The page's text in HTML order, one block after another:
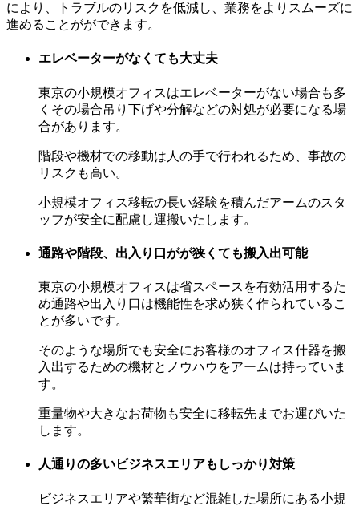
により、トラブルのリスクを低減し、業務をよりスムーズに
進めることがができます。
エレベーターがなくても大丈夫
東京の小規模オフィスはエレベーターがない場合も多
くその場合吊り下げや分解などの対処が必要になる場
合があります。
階段や機材での移動は人の手で行われるため、事故の
リスクも高い。
小規模オフィス移転の長い経験を積んだアームのスタ
ッフが安全に配慮し運搬いたします。
通路や階段、出入り口がが狭くても搬入出可能
東京の小規模オフィスは省スペースを有効活用するた
め通路や出入り口は機能性を求め狭く作られているこ
とが多いです。
そのような場所でも安全にお客様のオフィス什器を搬
入出するための機材とノウハウをアームは持っていま
す。
重量物や大きなお荷物も安全に移転先までお運びいた
します。
人通りの多いビジネスエリアもしっかり対策
ビジネスエリアや繁華街など混雑した場所にある小規